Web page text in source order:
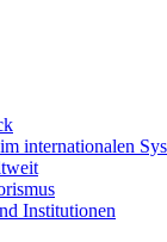
internationalen
Institutionen